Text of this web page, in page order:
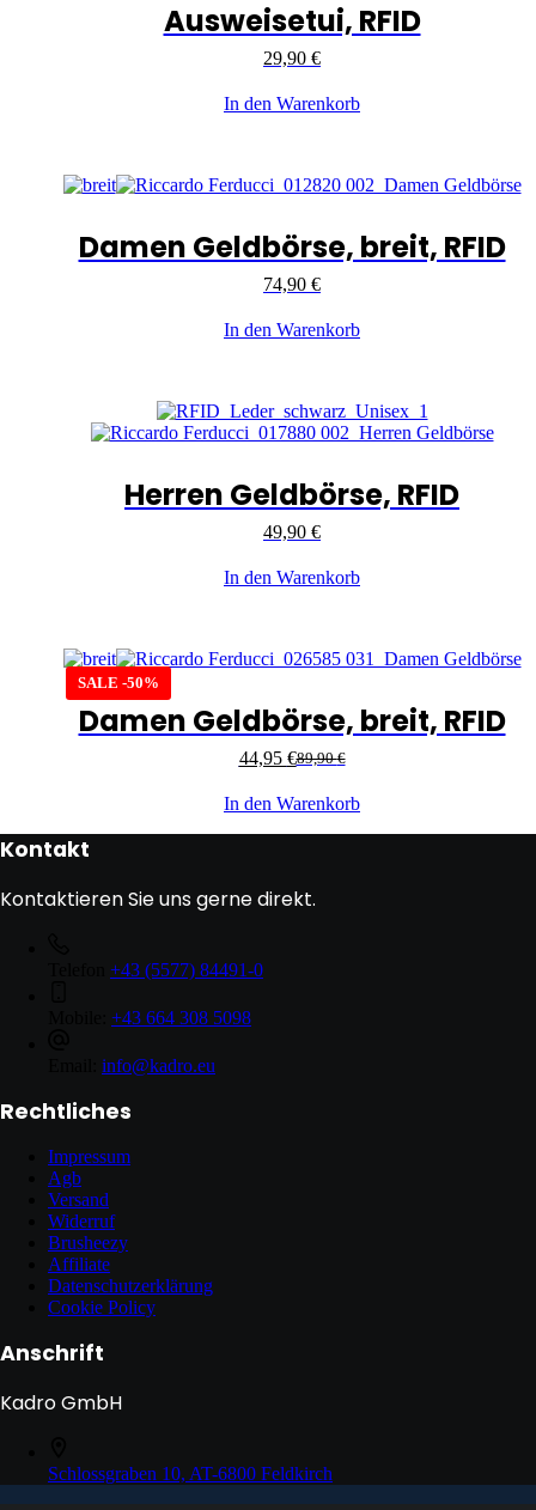
Ausweisetui, RFID
29,90 €
In den Warenkorb
Damen Geldbörse, breit, RFID
74,90 €
In den Warenkorb
Herren Geldbörse, RFID
49,90 €
In den Warenkorb
SALE -50%
Damen Geldbörse, breit, RFID
89,90€
44,95 €
In den Warenkorb
Kontakt
Kontaktieren Sie uns gerne direkt.
+43 (5577) 84491-0
+43 664 308 5098
info@kadro.eu
Rechtliches
Impressum
Agb
Versand
Widerruf
Brusheezy
Affiliate
Datenschutzerklärung
Cookie Policy
Anschrift
Kadro GmbH
Schlossgraben 10, AT-6800 Feldkirch